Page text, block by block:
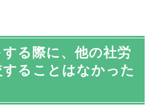
る際に、他の社労
ることはなかった